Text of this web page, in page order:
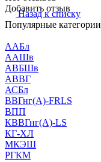
Добавить отзыв
Назад к списку
Популярные категории
ААБл
ААШв
АВБШв
АВВГ
АСБл
ВВГнг(А)-FRLS
ВПП
КВВГнг(А)-LS
КГ-ХЛ
МКЭШ
РГКМ